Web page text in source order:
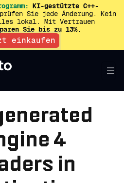
KI-gestützte C++-
Sie jede Änderung. Kein
lokal. Mit Vertrauen
Sie bis zu 13%.
einkaufen
4
in